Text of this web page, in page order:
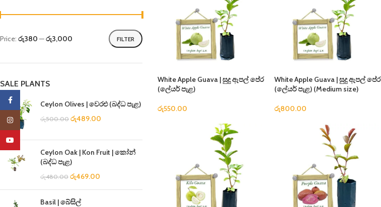
FILTER
Price: රු380 —රු3,000
SALE PLANTS
Ceylon Olives | වෙරළු (බද්ධ පැළ)
රු500.00 රු489.00
Ceylon Oak | Kon Fruit | කෝන්
(බද්ධ පැළ)
රු480.00 රු469.00
Basil | බේසිල්
White Apple Guava | සුදු ඇපල් පේර
(ලේයර් පැළ)
රු550.00
White Apple Guava | සුදු ඇපල් පේර
(ලේයර් පැළ) (Medium size)
රු800.00
Facebook
Instagram
YouTube